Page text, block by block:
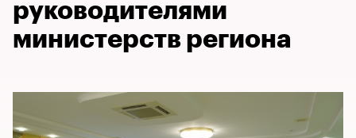
руководителями
министерств региона